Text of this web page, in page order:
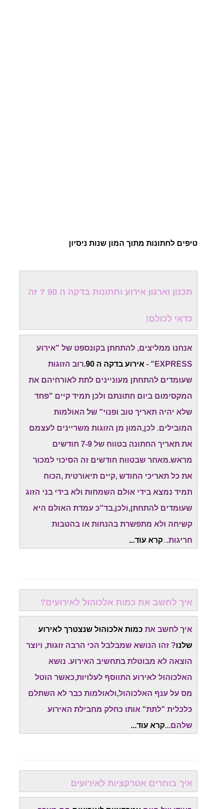
טיפים לחתונות מתוך המון שנות ניסיון
תכנון וארגון אירוע וחתונות בדקה ה 90 ? זה
כדאי לכולם!
אנחנו ממליצים, להתחתן בקונספט של "אירוע
EXPRESS" -
אירוע בדקה ה 90.
רוב הזוגות
שעומדים להתחתן מעוניינים לתת לאורחיהם את
המקסימום ביום חתונתם ולכן תמיד קיים "פחד
שלא יהיה תאריך טוב ופנוי" של האולמות
המובילים. לכן,המון מן הזוגות משריינים לעצמם
את תאריך החתונה בטווח של 7-9 חודשים
מראש.מאחר שבטווח חודשים זה הסיכוי למכור
את כל תאריכי החודש ,קיים תיאורטית ,הכוח
תמיד נמצא בידי אולם השמחות ולא בידי בני הזוג
שעומדים להתחתן,ולכן,בד"כ עמדת האולם היא
קשיחה ולא מתפשרת בהנחות או בהטבות
חריגות...קרא עוד...
איך לחשב את כמות אלכוהול לאירועים?
איך לחשב את כמות אלכוהול שנצטרך לאירוע
שלנו? זהו הנושא שמבלבל הכי הרבה זוגות, ויוצר
הוצאה לא מבוטלת בתחשיב האירוע. נושא
האלכוהול לאירוע התווסף לעלויות,כאשר הוטל
מס על ענף האלכוהול,ולאולמות כבר לא השתלם
כלכלית "לתת" אותו כחלק מחבילת האירוע
שלהם...קרא עוד...
איך בוחרים אטרקציות לאירועים